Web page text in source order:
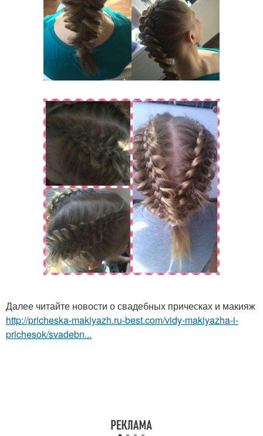
Далее читайте новости о свадебных прическах и макияж
http://pricheska-makiyazh.ru-best.com/vidy-makiyazha-i-
prichesok/svadebn...